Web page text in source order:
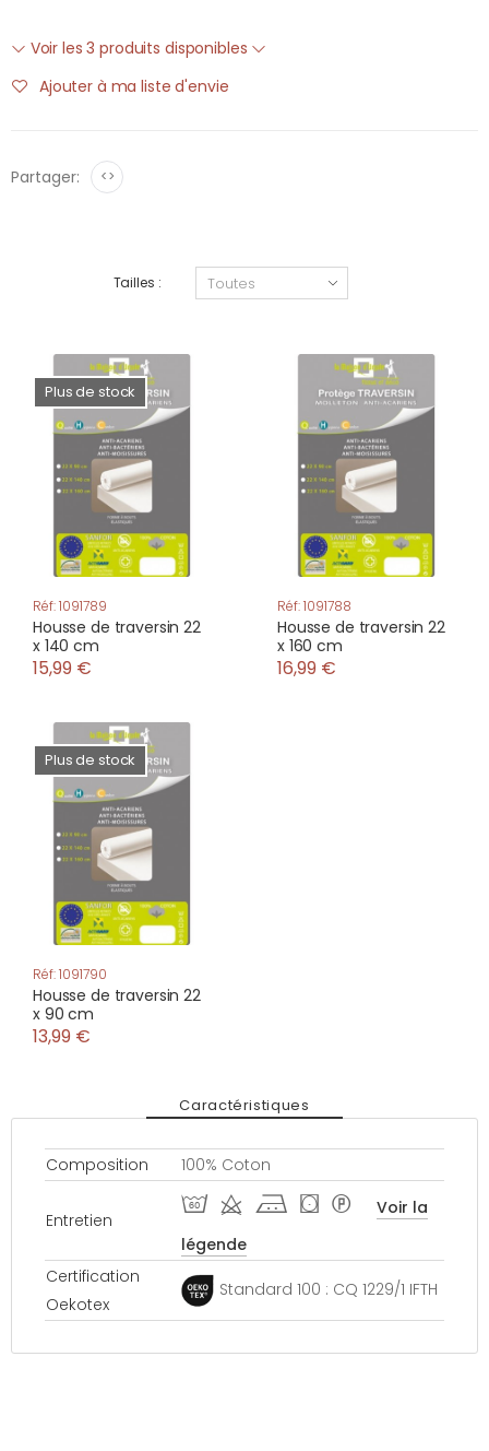
Voir les 3 produits disponibles
Ajouter à ma liste d'envie
Partager: <>
Tailles :
Plus de stock
Réf: 1091789
Housse de traversin 22
x 140 cm
15,99 €
Réf: 1091788
Housse de traversin 22
x 160 cm
16,99 €
Plus de stock
Réf: 1091790
Housse de traversin 22
x 90 cm
13,99 €
Caractéristiques
Composition 100% Coton
Entretien
S d j ( *
Voir la
légende
Certification
Oekotex
Standard 100 : CQ 1229/1 IFTH